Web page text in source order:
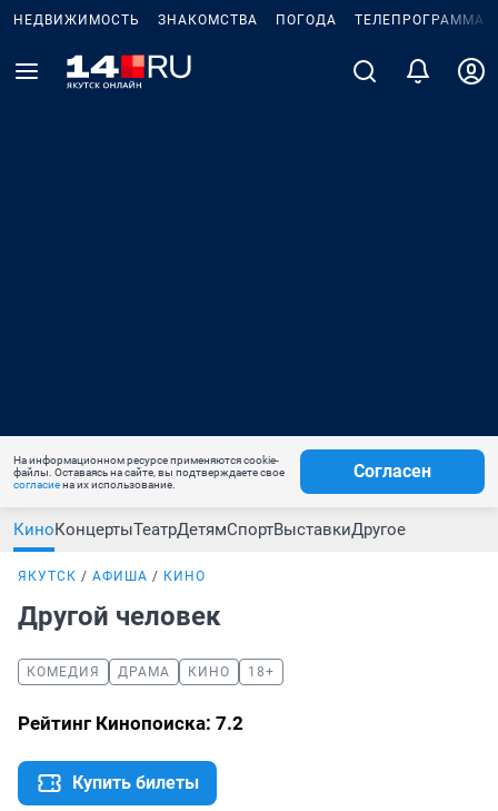
НЕДВИЖИМОСТЬ ЗНАКОМСТВА ПОГОДА ТЕЛЕПРОГРАММА
На информационном ресурсе применяются cookie-
файлы. Оставаясь на сайте, вы подтверждаете свое
согласиена их использование.
Согласен
КиноКонцертыТеатрДетямСпортВыставкиДругое
ЯКУТСК АФИША КИНО
Другой человек
КОМЕДИЯ ДРАМА КИНО 18+
Рейтинг Кинопоиска: 7.2
Купить билеты